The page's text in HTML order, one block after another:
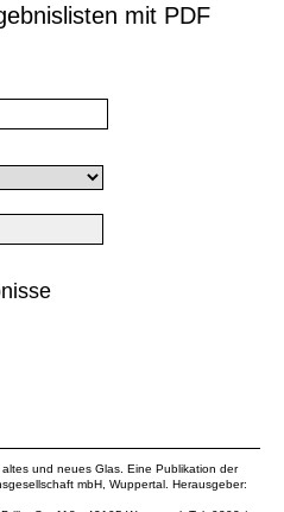
mit PDF
und neues Glas. Eine Publikation der
mbH , Wuppertal. Herausgeber: